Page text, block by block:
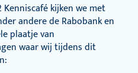
kijken we met
andere de Rabobank en
plaatje van
waar wij tijdens dit